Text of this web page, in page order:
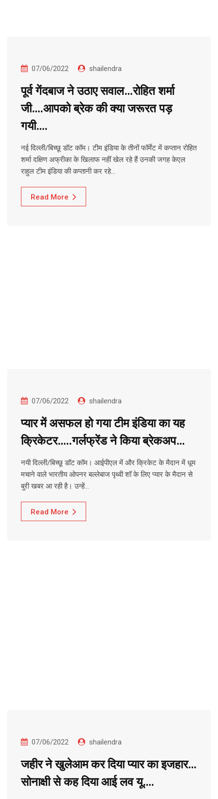
07/06/2022 shailendra
पूर्व गेंदबाज ने उठाए सवाल…रोहित शर्मा
जी….आपको ब्रेक की क्या जरूरत पड़
गयी….
नई दिल्ली/बिच्छू डॉट कॉम। टीम इंडिया के तीनों फॉर्मेट में कप्तान रोहित
शर्मा दक्षिण अफ्रीका के खिलाफ नहीं खेल रहे हैं उनकी जगह केएल
राहुल टीम इंडिया की कप्तानी कर रहे…
Read More
07/06/2022 shailendra
प्यार में असफल हो गया टीम इंडिया का यह
क्रिकेटर…..गर्लफ्रेंड ने किया ब्रेकअप…
नयी दिल्ली/बिच्छू डॉट कॉम। आईपीएल में और क्रिकेट के मैदान में धूम
मचाने वाले भारतीय ओपनर बल्लेबाज पृथ्वी शॉ के लिए प्यार के मैदान से
बुरी खबर आ रही है। उन्हें…
Read More
07/06/2022 shailendra
जहीर ने खुलेआम कर दिया प्यार का इजहार…
सोनाक्षी से कह दिया आई लव यू….